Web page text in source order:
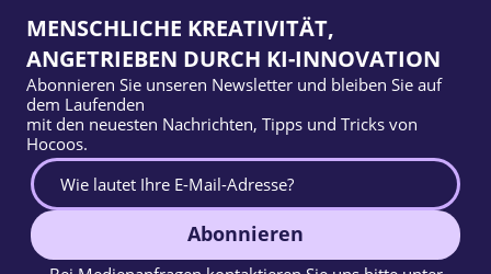
MENSCHLICHE KREATIVITÄT,
ANGETRIEBEN DURCH KI-INNOVATION
Abonnieren Sie unseren Newsletter und bleiben Sie auf
dem Laufenden
mit den neuesten Nachrichten, Tipps und Tricks von
Hocoos.
Abonnieren